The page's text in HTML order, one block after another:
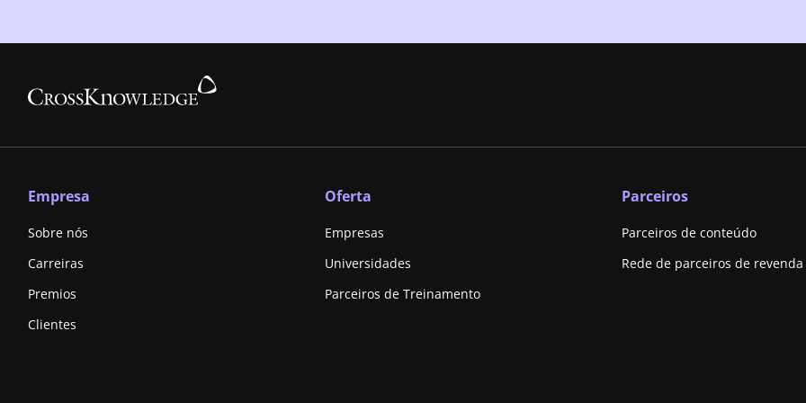
Empresa
Sobre nós
Carreiras
Premios
Clientes
Oferta
Empresas
Universidades
Parceiros de Treinamento
Parceiros
Parceiros de conteúdo
Rede de parceiros de revenda